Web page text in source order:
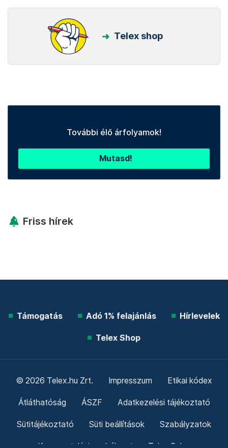
Kövess minket Facebookon is!
Telex shop
Friss hírek